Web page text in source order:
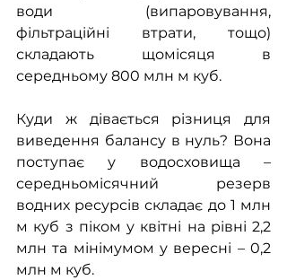
води (випаровування,
фільтраційні втрати, тощо)
складають щомісяця в
середньому 800 млн м куб.
Куди ж дівається різниця для
виведення балансу в нуль? Вона
поступає у водосховища –
середньомісячний резерв
водних ресурсів складає до 1 млн
м куб з піком у квітні на рівні 2,2
млн та мінімумом у вересні – 0,2
млн м куб.